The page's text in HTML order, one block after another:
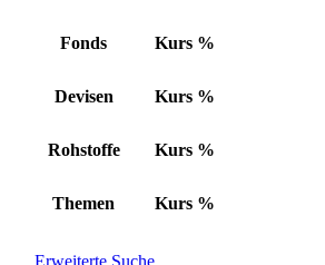
Fonds Kurs %
Devisen Kurs %
Rohstoffe Kurs %
Themen Kurs %
Erweiterte Suche